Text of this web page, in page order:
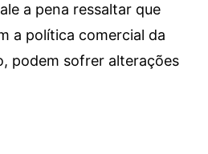
a pena ressaltar que
a política comercial da
podem sofrer alterações